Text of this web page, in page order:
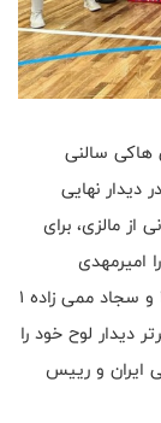
هاکی سالنی
کشورمان با شکست سنگین مالزی با نتیجه ۷ بر ۱ در دیدار نهایی
از مالزی، برای
امیرمهدی
میرزاخانی ، پیام لشگری و حمید نورانیان هرکدام ۲ و سجاد ممی زاده ۱
دیدار لوح خود را
ایران و رییس